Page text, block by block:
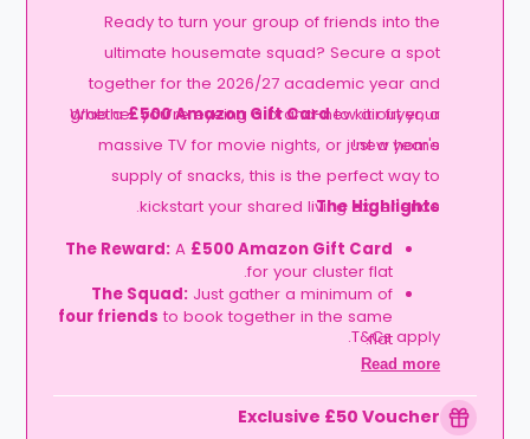
Ready to turn your group of friends into the
ultimate housemate squad? Secure a spot
together for the 2026/27 academic year and
grab a£500 Amazon Gift Cardto kit out your
new home!
Whether you’re eyeing a brand-new air fryer, a
massive TV for movie nights, or just a year's
supply of snacks, this is the perfect way to
kickstart your shared living experience.
The Highlights
The Reward: A £500 Amazon Gift Card
for your cluster flat.
The Squad: Just gather a minimum of
four friends to book together in the same
flat.
Lock it in before06
T&Cs apply.
Read more
Exclusive £50 Voucher